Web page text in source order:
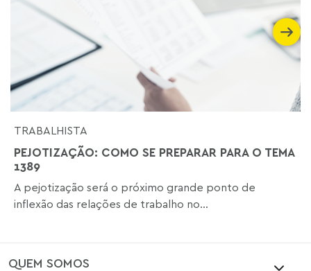
TRABALHISTA
PEJOTIZAÇÃO: COMO SE PREPARAR PARA O TEMA
1389
A pejotização será o próximo grande ponto de
inflexão das relações de trabalho no...
QUEM SOMOS